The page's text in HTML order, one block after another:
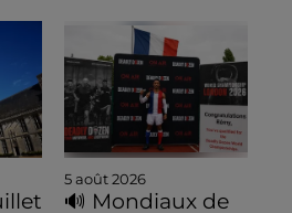
5 août 2026
🔊 Mondiaux de